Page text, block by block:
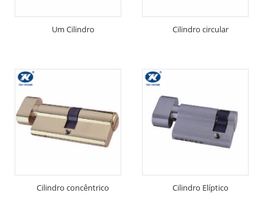
Um Cilindro Cilindro circular
Cilindro concêntrico Cilindro Elíptico